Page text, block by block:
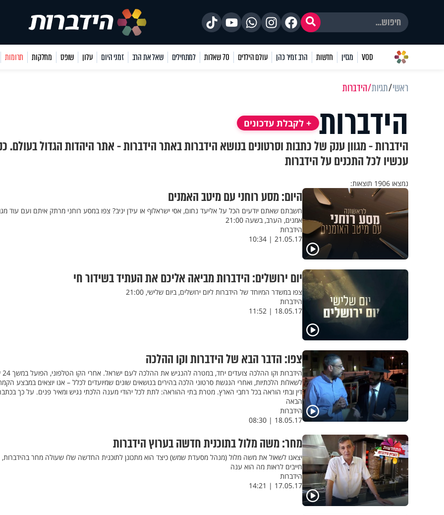
VOD מגזין חדשות הרב זמיר כהן עולם הילדים 70 שאלות למתחילים שאל את הרב זמני היום עלון שופס מחלקות תרומות
ראשי תגיות הידברות
הידברות + לקבלת עדכונים
הידברות - מגוון ענק של כתבות וסרטונים בנושא הידברות באתר הידברות - אתר היהדות הגדול בעולם.
עכשיו לכל התכנים על הידברות
נמצאו 1906 תוצאות:
היום: מסע רוחני עם מיטב האמנים
חשבתם שאתם יודעים הכל על אליעד נחום, אסי ישראלוף או עידן יניב? צפו במסע רוחני מרתק איתם ועם עוד
אמנים, הערב, בשעה 21:00
הידברות
21.05.17 | 10:34
יום ירושלים: הידברות מביאה אליכם את העתיד בשידור חי
צפו במשדר המיוחד של הידברות ליום ירושלים, ביום שלישי, 21:00
הידברות
18.05.17 | 11:52
צפו: הדבר הבא של הידברות וקו ההלכה
לשאלות הלכתיות, ואחרי הנגשת סרטוני הלכה בהירים בנושאים שונים שמיועדים לכלל – אנו יוצאים במבצע
דין ובתי הוראה בכל רחבי הארץ. מטרת בתי ההוראה: לתת לכל יהודי מענה הלכתי נגיש ומאיר פנים. על כך
הבאה
הידברות
18.05.17 | 08:30
מחר: משה מלול בתוכנית חדשה בערוץ הידברות
יצאנו לשאול את משה מלול (מנהל מסעדת שמש) כיצד הוא מתכונן לתוכנית החדשה שלו שעולה מחר
חייבים לראות מה הוא ענה
הידברות
17.05.17 | 14:21